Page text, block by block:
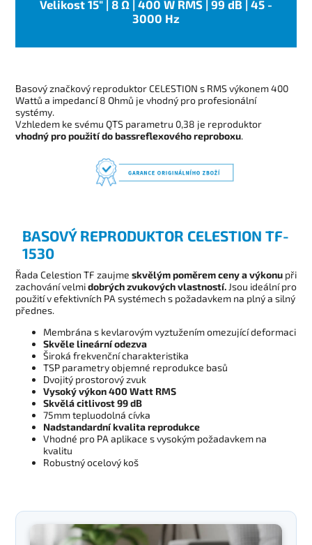
Velikost 15" | 8 Ω | 400 W RMS | 99 dB | 45 -
3000 Hz
Basový značkový reproduktor CELESTION s RMS výkonem 400
Wattů a impedancí 8 Ohmů je vhodný pro profesionální
systémy.
Vzhledem ke svému QTS parametru 0,38 je reproduktor
vhodný pro použití do bassreflexového reproboxu.
BASOVÝ REPRODUKTOR CELESTION TF-
1530
Řada Celestion TF zaujme skvělým poměrem ceny a výkonu při
zachování velmidobrých zvukových vlastností. Jsou ideální pro
použití v efektivních PA systémech s požadavkem na plný a silný
přednes.
Membrána s kevlarovým vyztužením omezující deformaci
Skvěle lineární odezva
Široká frekvenční charakteristika
TSP parametry objemné reprodukce basů
Dvojitý prostorový zvuk
Vysoký výkon 400 Watt RMS
Skvělá citlivost 99 dB
75mm tepluodolná cívka
Nadstandardní kvalita reprodukce
Vhodné pro PA aplikace s vysokým požadavkem na
kvalitu
Robustný ocelový koš